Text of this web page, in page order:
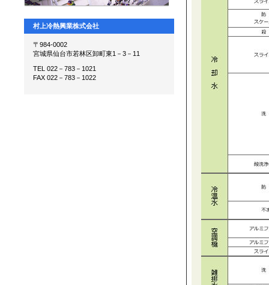
村上冷熱興業株式会社
〒984-0002
宮城県仙台市若林区卸町東1－3－11
TEL 022－783－1021
FAX 022－783－1022